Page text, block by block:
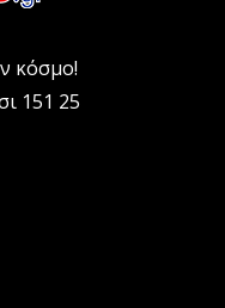
κόσμο!
151 25